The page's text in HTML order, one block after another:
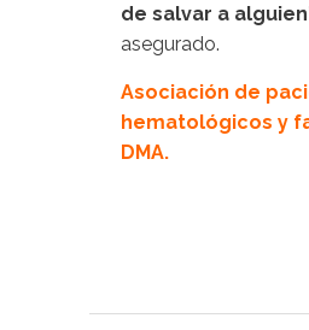
de salvar a
asegurado.
Asociación de
hematológicos y
DMA.